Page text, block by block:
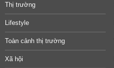
Thị trường
Lifestyle
Toàn cảnh thị trường
Xã hội